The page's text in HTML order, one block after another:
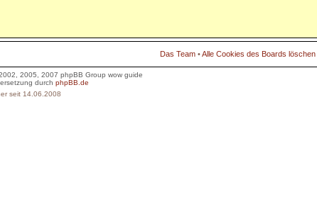
Das Team •Alle Cookies des Boards löschen
2005, 2007 phpBB Group wow guide
durchphpBB.de
seit 14.06.2008